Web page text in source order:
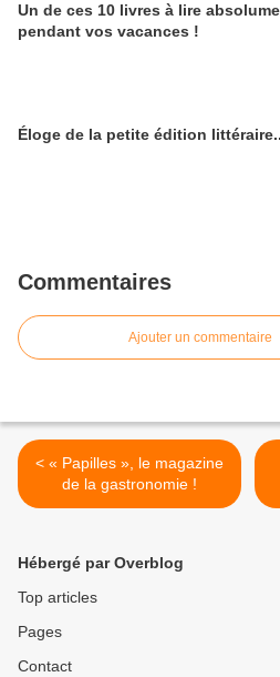
Un de ces 10 livres à lire
pendant vos vacances !
Éloge de la petite édition
Commentaires
Ajouter un commentaire
< « Papilles », le magazine
de la gastronomie !
Hébergé par Overblog
Top articles
Pages
Contact